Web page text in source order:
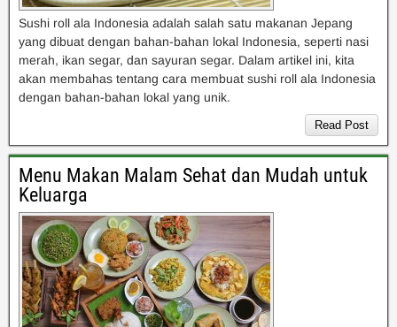
Sushi roll ala Indonesia adalah salah satu makanan Jepang
yang dibuat dengan bahan-bahan lokal Indonesia, seperti nasi
merah, ikan segar, dan sayuran segar. Dalam artikel ini, kita
akan membahas tentang cara membuat sushi roll ala Indonesia
dengan bahan-bahan lokal yang unik.
Read Post
Menu Makan Malam Sehat dan Mudah untuk
Keluarga